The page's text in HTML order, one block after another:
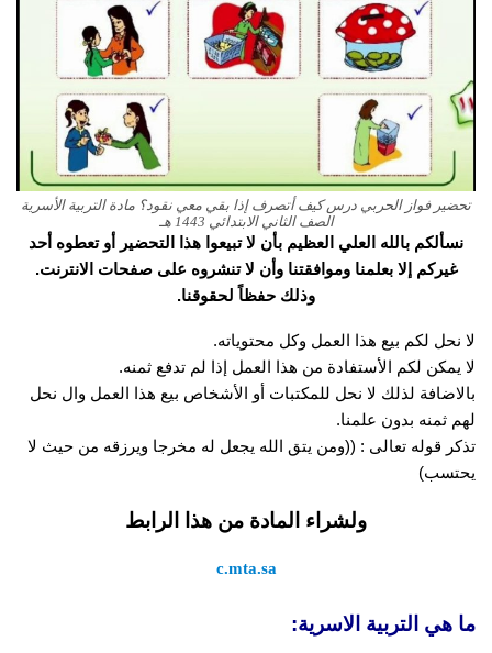
تحضير فواز الحربي درس كيف أتصرف إذا بقي معي نقود؟ مادة التربية الأسرية
الصف الثاني الابتدائي 1443 هـ
نسألكم بالله العلي العظيم بأن لا تبيعوا هذا التحضير أو تعطوه أحد
غيركم إلا بعلمنا وموافقتنا وأن لا تنشروه على صفحات الانترنت.
وذلك حفظاً لحقوقنا.
لا نحل لكم بيع هذا العمل وكل محتوياته.
لا يمكن لكم الأستفادة من هذا العمل إذا لم تدفع ثمنه.
بالاضافة لذلك لا نحل للمكتبات أو الأشخاص بيع هذا العمل وال نحل
لهم ثمنه بدون علمنا.
تذكر قوله تعالى : ((ومن يتق الله يجعل له مخرجا ويرزقه من حيث لا
يحتسب)
ولشراء المادة من هذا الرابط
c.mta.sa
ما هي التربية الاسرية: